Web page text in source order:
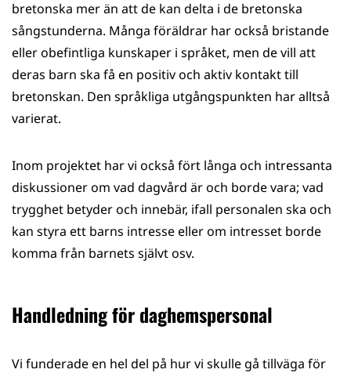
bretonska mer än att de kan delta i de bretonska
sångstunderna. Många föräldrar har också bristande
eller obefintliga kunskaper i språket, men de vill att
deras barn ska få en positiv och aktiv kontakt till
bretonskan. Den språkliga utgångspunkten har alltså
varierat.
Inom projektet har vi också fört långa och intressanta
diskussioner om vad dagvård är och borde vara; vad
trygghet betyder och innebär, ifall personalen ska och
kan styra ett barns intresse eller om intresset borde
komma från barnets självt osv.
Handledning för daghemspersonal
Vi funderade en hel del på hur vi skulle gå tillväga för